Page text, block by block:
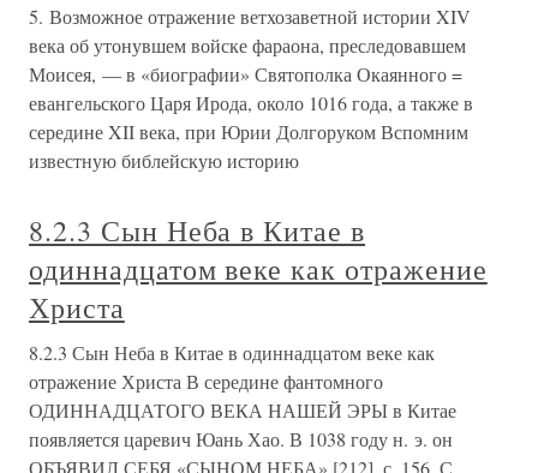
5. Возможное отражение ветхозаветной истории XIV
века об утонувшем войске фараона, преследовавшем
Моисея, — в «биографии» Святополка Окаянного =
евангельского Царя Ирода, около 1016 года, а также в
середине XII века, при Юрии Долгоруком Вспомним
известную библейскую историю
8.2.3 Сын Неба в Китае в
одиннадцатом веке как отражение
Христа
8.2.3 Сын Неба в Китае в одиннадцатом веке как
отражение Христа В середине фантомного
ОДИННАДЦАТОГО ВЕКА НАШЕЙ ЭРЫ в Китае
появляется царевич Юань Хао. В 1038 году н. э. он
ОБЪЯВИЛ СЕБЯ «СЫНОМ НЕБА» [212], с. 156. С